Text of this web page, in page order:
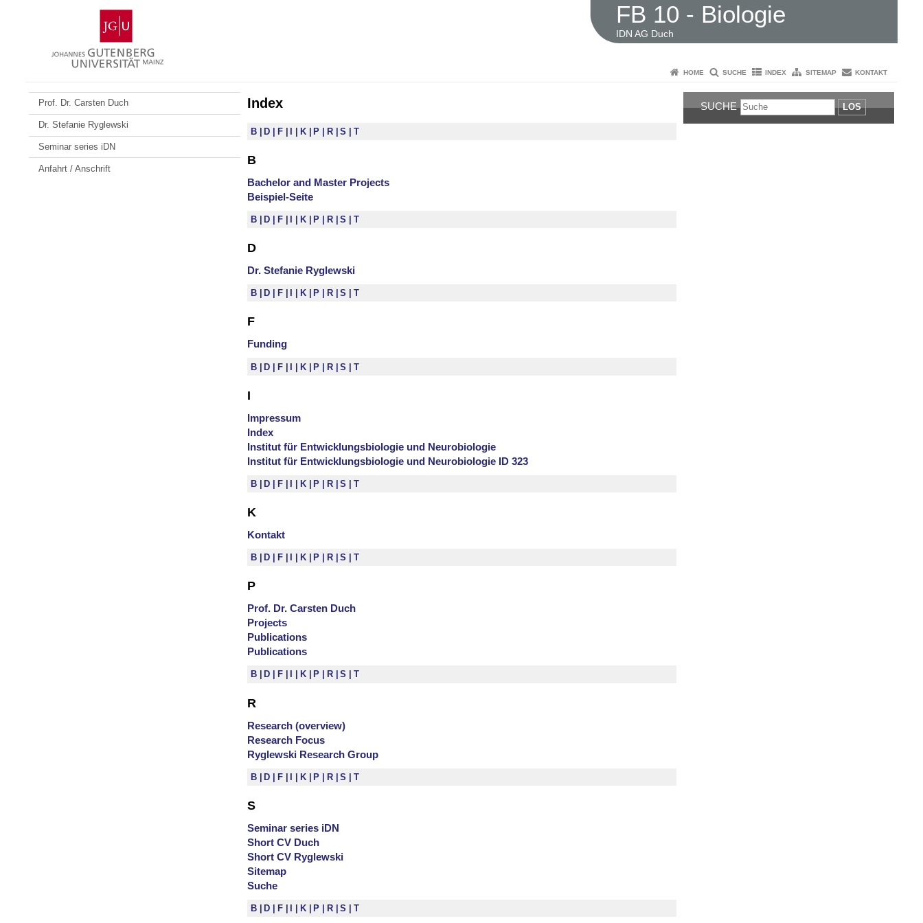
Gutenberg-
Universität
Mainz
FB 10 - Biologie
IDN AG Duch
HOME SUCHE INDEX SITEMAP KONTAKT
Prof. Dr. Carsten Duch
Dr. Stefanie Ryglewski
Seminar series iDN
Anfahrt / Anschrift
Index
B D F I K P R S T
B
Bachelor and Master Projects
Beispiel-Seite
B D F K P R S T
D
Dr. Stefanie Ryglewski
B D F K P R S T
F
Funding
B D F I K P R S T
I
Impressum
Index
Institut für Entwicklungsbiologie und Neurobiologie
Institut für Entwicklungsbiologie und Neurobiologie ID 323
B D F K P R S T
K
Kontakt
B D F K P R S T
P
Prof. Dr. Carsten Duch
Projects
Publications
Publications
B D F K P R S T
R
Research (overview)
Research Focus
Ryglewski Research Group
B D F I K P R S T
S
Seminar series iDN
Short CV Duch
Short CV Ryglewski
Sitemap
Suche
B D F K P R S T
SUCHE LOS